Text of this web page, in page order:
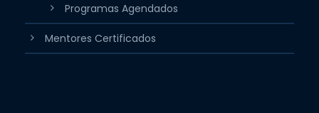
Programas Agendados
Mentores Certificados